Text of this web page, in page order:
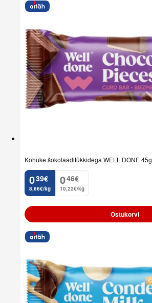
Kohuke šokolaaditükkidega WELL DONE 45g
0
. 39€
8,66€/kg
0
. 46€
10,22€/kg
Ostukorvi